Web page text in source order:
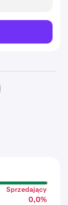
Sprzedający
0,0%